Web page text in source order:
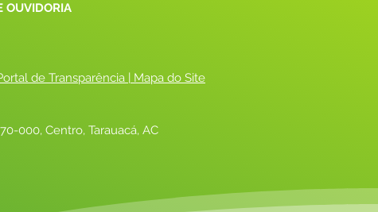
OUVIDORIA
de Transparência | Mapa do Site
000, Centro, Tarauacá, AC